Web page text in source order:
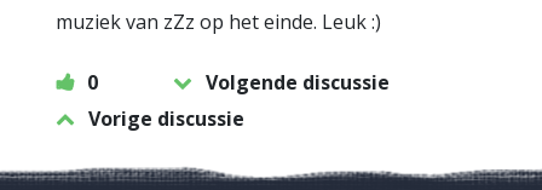
muziek van zZz op het einde. Leuk :)
0
Volgende discussie
Vorige discussie